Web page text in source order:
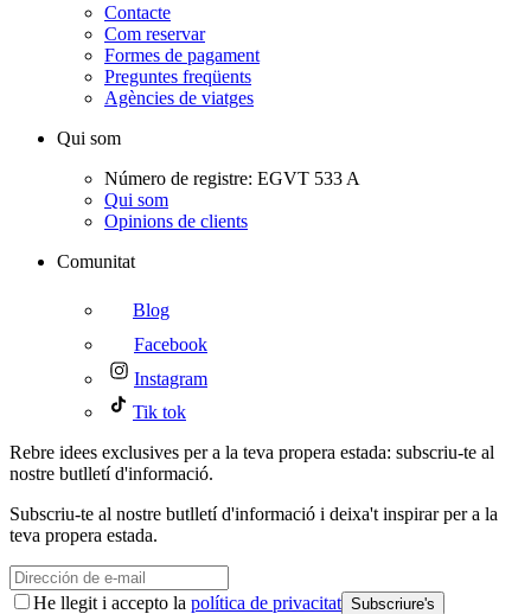
Contacte
Com reservar
Formes de pagament
Preguntes freqüents
Agències de viatges
Qui som
Número de registre: EGVT 533 A
Qui som
Opinions de clients
Comunitat
Blog
Facebook
Instagram
Tik tok
Rebre idees exclusives per a la teva propera estada: subscriu-te al
nostre butlletí d'informació.
Subscriu-te al nostre butlletí d'informació i deixa't inspirar per a la
teva propera estada.
He llegit i accepto la política de privacitat Subscriure's